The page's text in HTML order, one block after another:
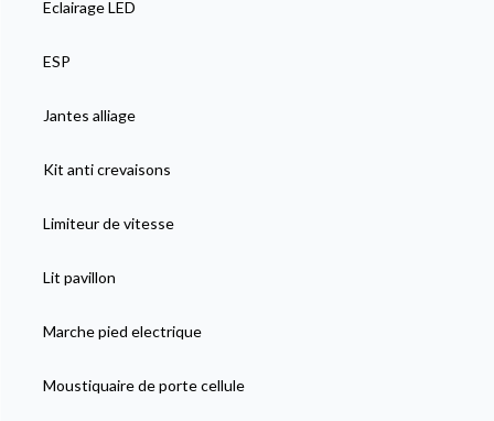
Eclairage LED
ESP
Jantes alliage
Kit anti crevaisons
Limiteur de vitesse
Lit pavillon
Marche pied electrique
Moustiquaire de porte cellule